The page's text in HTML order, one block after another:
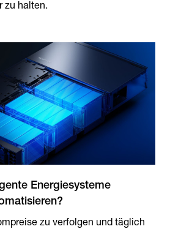
zu halten.
Energiesysteme
zu verfolgen und täglich